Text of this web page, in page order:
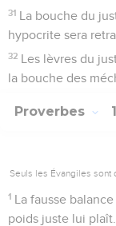
31 La bouche du
hypocrite sera
32 Les lèvres du
la bouche des
Proverbes
Seuls les Évangiles sont
1 La fausse
poids juste lui plaît.